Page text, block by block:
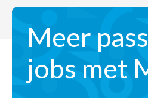
Meer
jobs met